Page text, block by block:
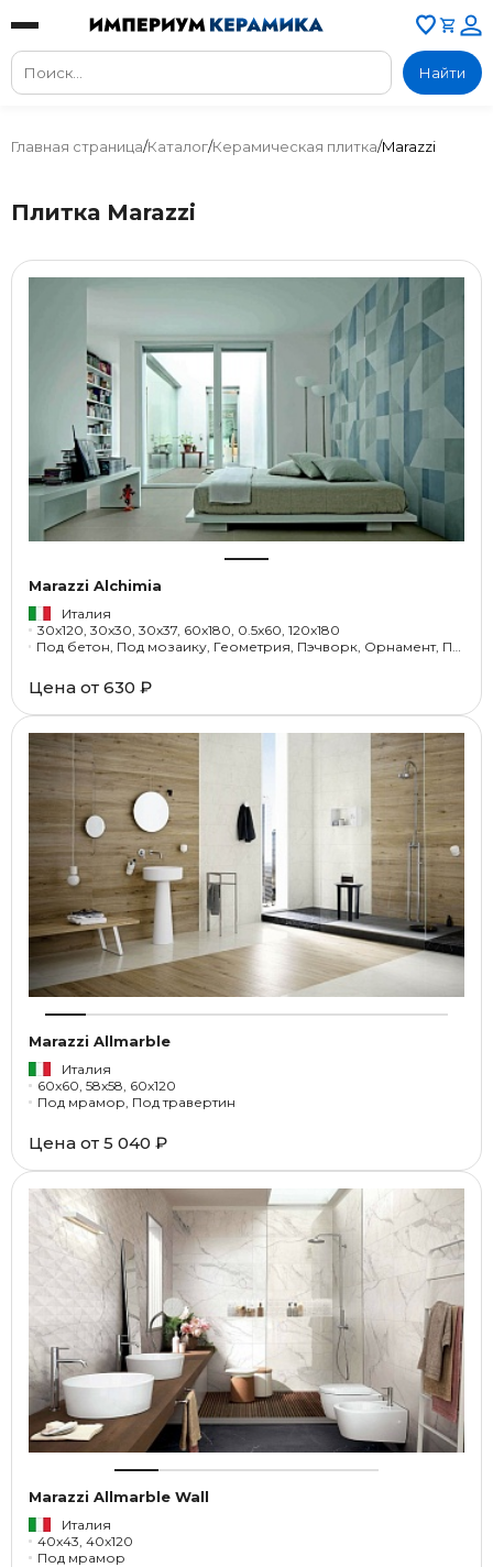
Найти
Главная страница/Каталог/Керамическая плитка/Marazzi
Плитка Marazzi
Marazzi Alchimia
Италия
30x120, 30x30, 30x37, 60x180, 0.5x60, 120x180
Под бетон, Под мозаику, Геометрия, Пэчворк, Орнамент, Под металл, Флора
Цена от 630 ₽
Marazzi Allmarble
Италия
60x60, 58x58, 60x120
Под мрамор, Под травертин
Цена от 5 040 ₽
Marazzi Allmarble Wall
Италия
40x43, 40x120
Под мрамор